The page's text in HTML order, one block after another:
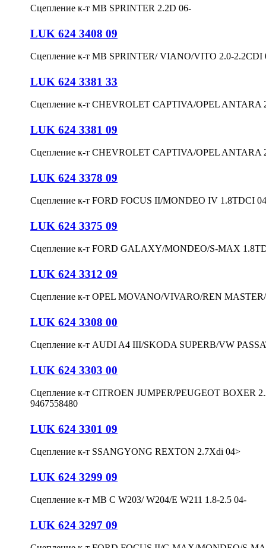
Сцепление к-т MB SPRINTER 2.2D 06-
LUK 624 3408 09
Сцепление к-т MB SPRINTER/ VIANO/VITO 2.0-2.2CDI
LUK 624 3381 33
Сцепление к-т CHEVROLET CAPTIVA/OPEL ANTARA
LUK 624 3381 09
Сцепление к-т CHEVROLET CAPTIVA/OPEL ANTARA
LUK 624 3378 09
Сцепление к-т FORD FOCUS II/MONDEO IV 1.8TDCI
LUK 624 3375 09
Сцепление к-т FORD GALAXY/MONDEO/S-MAX
LUK 624 3312 09
Сцепление к-т OPEL MOVANO/VIVARO/REN
LUK 624 3308 00
Сцепление к-т AUDI A4 III/SKODA SUPERB/VW
LUK 624 3303 00
Сцепление к-т CITROEN JUMPER/PEUGEOT BOXER
9467558480
LUK 624 3301 09
Сцепление к-т SSANGYONG REXTON 2.7Xdi 04>
LUK 624 3299 09
Сцепление к-т MB C W203/ W204/E W211 1.8-2.5 04-
LUK 624 3297 09